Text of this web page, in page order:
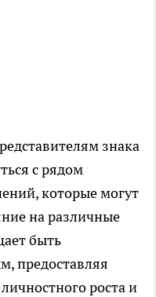
знака
с рядом
которые могут
на различные
быть
предоставляя
роста и